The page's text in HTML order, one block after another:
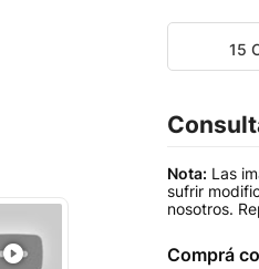
15
Nota: Las
sufrir
nosotros.
Comprá